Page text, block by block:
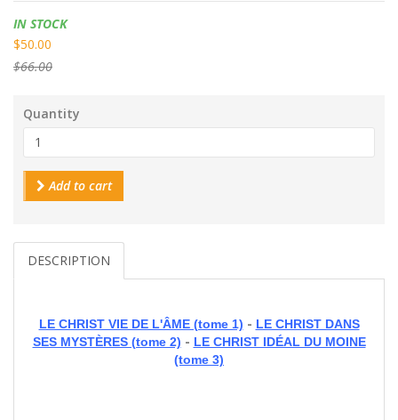
Availability:
IN STOCK
$50.00
$66.00
Quantity
Add to cart
DESCRIPTION
LE CHRIST VIE DE L'ÂME (tome 1) - LE CHRIST DANS
SES MYSTÈRES (tome 2) - LE CHRIST IDÉAL DU MOINE
(tome 3)